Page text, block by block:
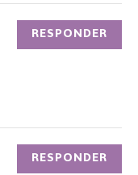
RESPONDER
RESPONDER